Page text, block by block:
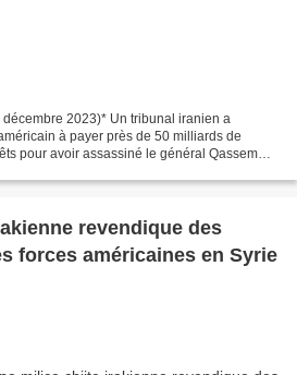
2023)* Un tribunal iranien a
à payer près de 50 milliards de
pour avoir assassiné le général Qassem
revendique des
forces américaines en Syrie